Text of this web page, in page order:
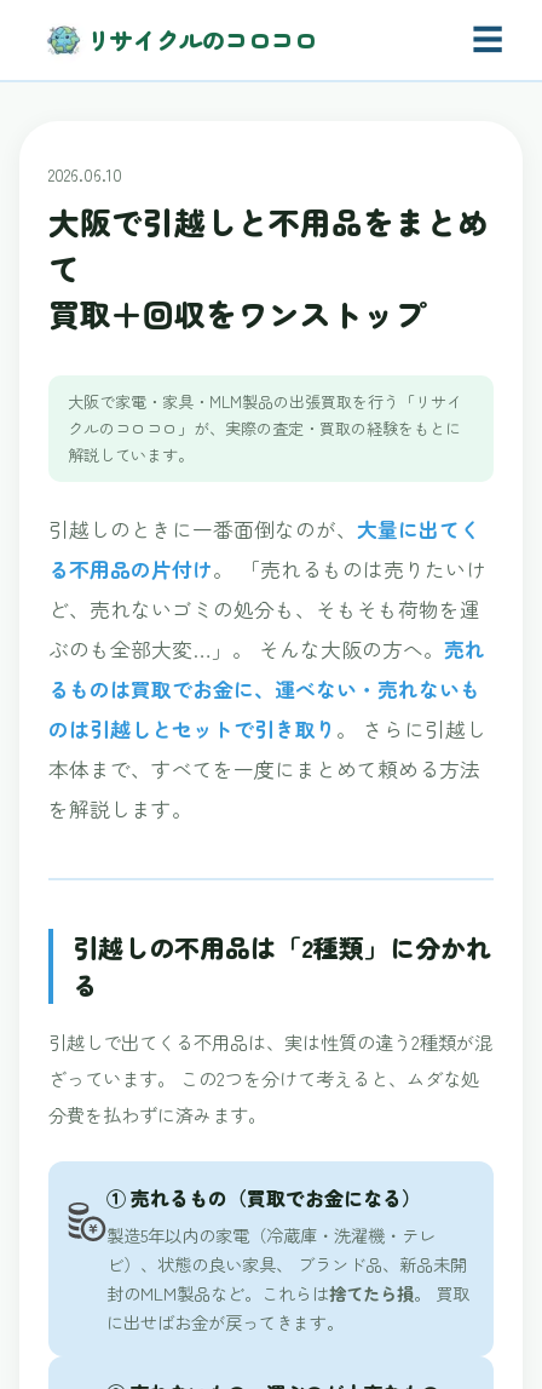
リサイクルのコロコロ ☰
2026.06.10
大阪で引越しと不用品をまとめ
て
買取＋回収をワンストップ
大阪で家電・家具・MLM製品の出張買取を行う「リサイ
クルのコロコロ」が、実際の査定・買取の経験をもとに
解説しています。
引越しのときに一番面倒なのが、 大量に出てく
る不用品の片付け。 「売れるものは売りたいけ
ど、売れないゴミの処分も、そもそも荷物を運
ぶのも全部大変…」。 そんな大阪の方へ。 売れ
るものは買取でお金に、運べない・売れないも
のは引越しとセットで引き取り 。 さらに引越し
本体まで、すべてを一度にまとめて頼める方法
を解説します。
引越しの不用品は「2種類」に分かれ
る
引越しで出てくる不用品は、実は性質の違う2種類が混
ざっています。 この2つを分けて考えると、ムダな処
分費を払わずに済みます。
① 売れるもの（買取でお金になる）
製造5年以内の家電（冷蔵庫・洗濯機・テレ
ビ）、状態の良い家具、 ブランド品、新品未開
封のMLM製品など。これらは捨てたら損。 買取
に出せばお金が戻ってきます。